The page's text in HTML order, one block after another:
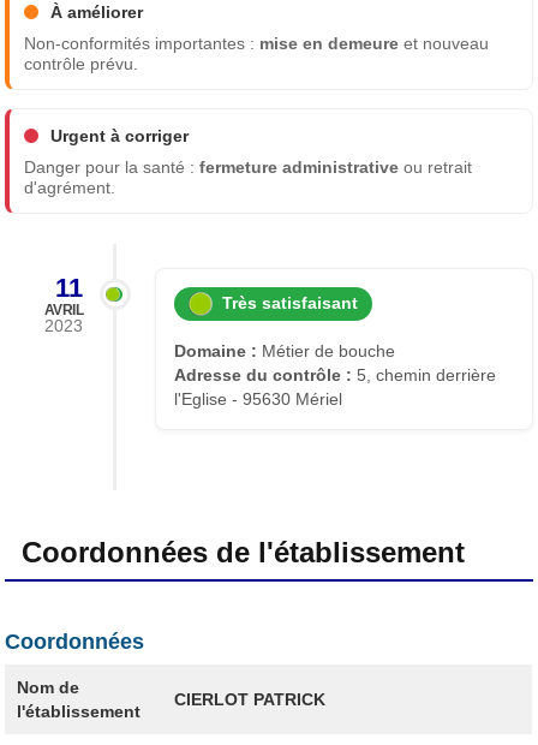
À améliorer
Non-conformités importantes : mise en demeure et nouveau
contrôle prévu.
Urgent à corriger
Danger pour la santé :fermeture administrative ou retrait
d'agrément.
11
AVRIL
2023
Très satisfaisant
Domaine : Métier de bouche
Adresse du contrôle : 5, chemin derrière
l'Eglise - 95630 Mériel
Coordonnées de l'établissement
Coordonnées
Nom de
l'établissement
CIERLOT PATRICK